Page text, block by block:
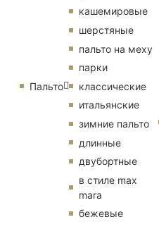
Пальто
кашемировые
шерстяные
пальто на меху
парки
классические
итальянские
зимние пальто
длинные
двубортные
в стиле max
mara
бежевые